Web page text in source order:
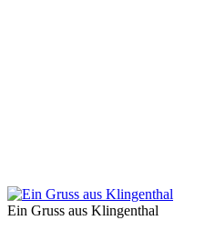
Ein Gruss aus Klingenthal